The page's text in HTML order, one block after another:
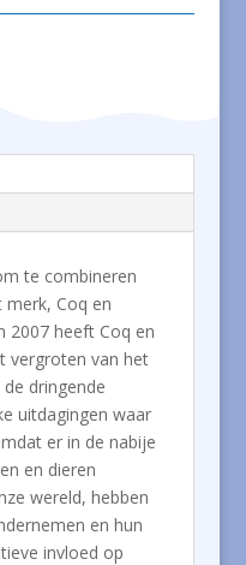
te combineren
merk, Coq en
2007 heeft Coq en
vergroten van het
dringende
uitdagingen waar
er in de nabije
en dieren
wereld, hebben
en hun
invloed op